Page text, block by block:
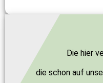
Die hier
die schon auf